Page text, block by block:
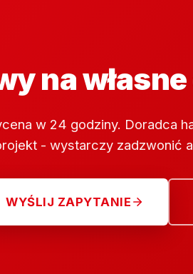
na
w 24 godziny. Doradca
- wystarczy zadzwonić
WYŚLIJ ZAPYTANIE